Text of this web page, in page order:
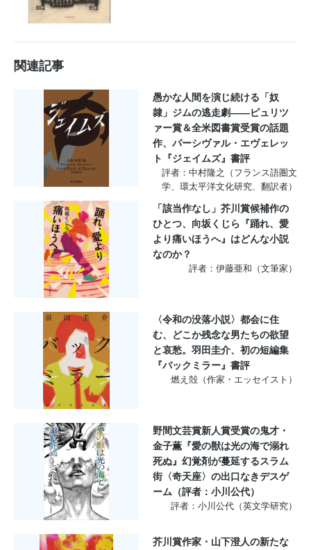
関連記事
愚かな人間を演じ続ける「奴
隷」ジムの逃走劇――ピュリツ
ァー賞＆全米図書賞受賞の話題
作、パーシヴァル・エヴェレッ
ト『ジェイムズ』書評
評者：中村隆之（フランス語圏文
学、環太平洋文化研究、翻訳者）
「該当作なし」芥川賞候補作の
ひとつ、向坂くじら『踊れ、愛
より痛いほうへ』はどんな小説
なのか？
評者：伊藤亜和（文筆家）
〈令和の没落小説〉都会に住
む、どこか残念な男たちの欲望
と哀愁。羽田圭介、初の短編集
『バックミラー』書評
燃え殻（作家・エッセイスト）
野間文芸賞新人賞受賞の鬼才・
金子薫『愛の獣は光の海で溺れ
死ぬ』幻覚剤が蔓延するスラム
街〈奇天座〉の出口なきデスゲ
ーム（評者：小川公代）
評者：小川公代（英文学研究）
芥川賞作家・山下澄人の新たな